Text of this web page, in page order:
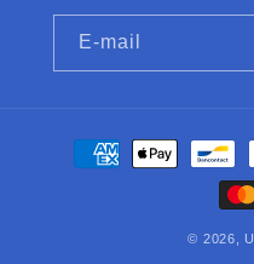
E-mail
Moyens
© 2026,